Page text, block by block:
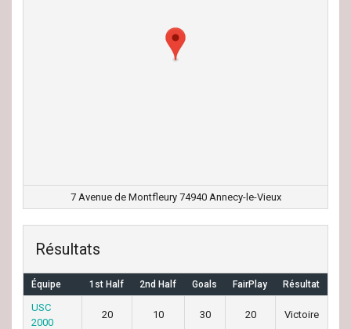
7 Avenue de Montfleury 74940 Annecy-le-Vieux
Résultats
Équipe 1st Half 2nd Half Goals FairPlay Résultat
USC
2000
20 10 30 20 Victoire